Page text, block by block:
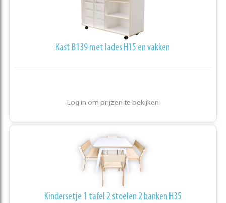
Kast B139 met lades H15 en vakken
Log in om prijzen te bekijken
Kindersetje 1 tafel 2 stoelen 2 banken H35